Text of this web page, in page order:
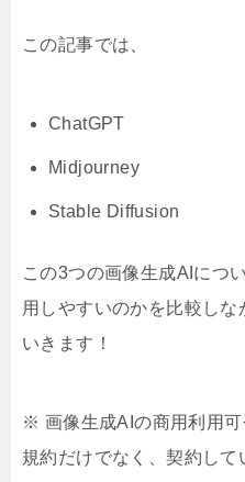
この記事では、
ChatGPT
Midjourney
Stable Diffusion
この3つの画像生成AIにつ
用しやすいのかを比較し
いきます！
※ 画像生成AIの商用利用
規約だけでなく、契約し